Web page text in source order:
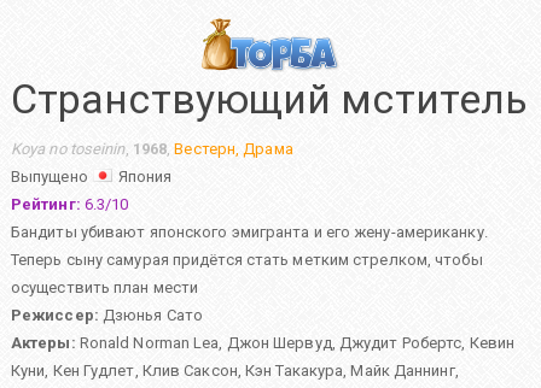
Странствующий мститель
Koya no toseinin, 1968,Вестерн,Драма
Выпущено
Япония
Рейтинг: 6.3/10
Бандиты убивают японского эмигранта и его жену-американку.
Теперь сыну самурая придётся стать метким стрелком, чтобы
осуществить план мести
Режиссер: Дзюнья Сато
Актеры: Ronald Norman Lea, Джон Шервуд, Джудит Робертс, Кевин
Куни, Кен Гудлет, Клив Саксон,Кэн Такакура,Майк Даннинг,